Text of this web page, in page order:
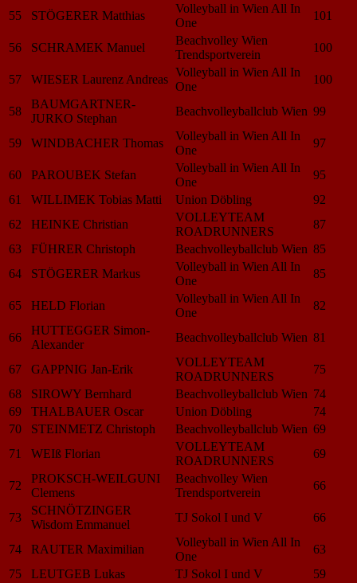
55 STÖGERER Matthias
Volleyball in Wien All In
One
101
56 SCHRAMEK Manuel
Beachvolley Wien
Trendsportverein
100
57 WIESER Laurenz Andreas
Volleyball in Wien All In
One
100
58
BAUMGARTNER-
JURKO Stephan
Beachvolleyballclub Wien 99
59 WINDBACHER Thomas
Volleyball in Wien All In
One
97
60 PAROUBEK Stefan
Volleyball in Wien All In
One
95
61
WILLIMEK Tobias Matti Union Döbling
92
62
HEINKE Christian
VOLLEYTEAM
ROADRUNNERS
87
63
FÜHRER Christoph Beachvolleyballclub Wien 85
64
STÖGERER Markus
Volleyball in Wien All In
One
85
65 HELD Florian
Volleyball in Wien All In
One
82
66
HUTTEGGER Simon-
Alexander
Beachvolleyballclub Wien 81
67 GAPPNIG Jan-Erik
VOLLEYTEAM
ROADRUNNERS
75
68
SIROWY Bernhard Beachvolleyballclub Wien 74
69
THALBAUER Oscar Union Döbling
74
70
STEINMETZ Christoph Beachvolleyballclub Wien 69
71
WEIß Florian
VOLLEYTEAM
ROADRUNNERS
69
72
PROKSCH-WEILGUNI
Clemens
Beachvolley Wien
Trendsportverein
66
73
SCHNÖTZINGER
Wisdom Emmanuel
TJ Sokol I und V 66
74 RAUTER Maximilian
Volleyball in Wien All In
One
63
75
LEUTGEB Lukas TJ Sokol I und V
59